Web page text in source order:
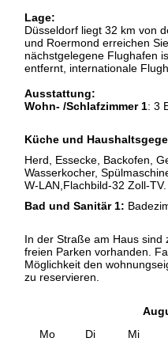
Lage:
Düsseldorf liegt 32 km von
und Roermond erreichen
nächstgelegene Flughafen
entfernt, internationale
Ausstattung:
Wohn- /Schlafzimmer 1: 3
Küche und
Herd, Essecke, Backofen,
Wasserkocher,
W-LAN,Flachbild-32 Zoll-TV.
Bad und Sanitär 1:
In der Straße am Haus sind
freien Parken vorhanden.
Möglichkeit den
zu reservieren.
Mo
Di Mi